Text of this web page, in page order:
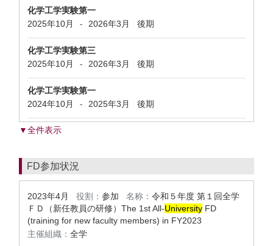
化学工学実験第一
2025年10月
- 2026年3月 後期
化学工学実験第三
2025年10月
- 2026年3月 後期
化学工学実験第一
2024年10月
- 2025年3月 後期
▼全件表示
FD参加状況
2023年4月 役割： 参加 名称： 令和５年度 第１回全学
ＦＤ（新任教員の研修）The 1st All-University FD
(training for new faculty members) in FY2023
主催組織： 全学